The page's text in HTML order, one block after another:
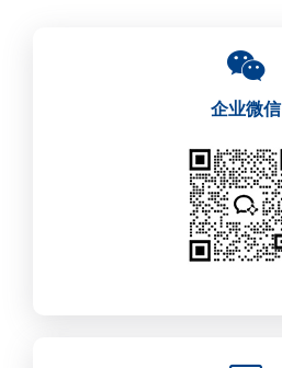
企业微信